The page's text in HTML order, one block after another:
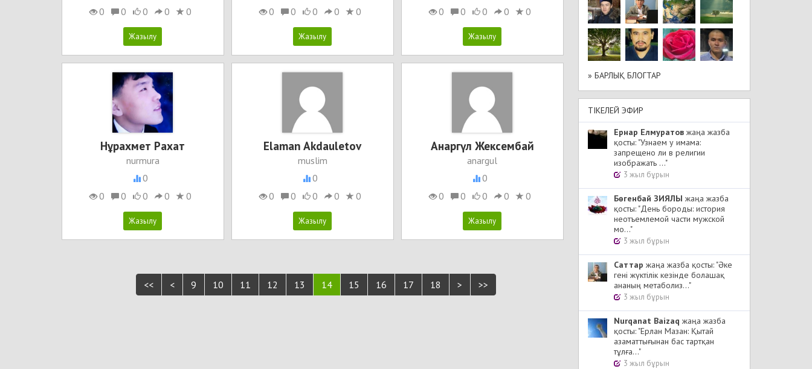
0
0 0 0 0
0
0 0 0 0
0
0 0 0 0
Нұрахмет Рахат
nurmura
0
0
0 0 0 0
Elaman Akdauletov
muslim
0
0
0 0 0 0
Анаргүл Жексембай
anargul
0
0
0 0 0 0
<< < 9 10 11 12 13 14 15 16 17 18 > >>
» БАРЛЫҚ БЛОГТАР
ТІКЕЛЕЙ ЭФИР
Ернар Елмуратов жаңа жазба
қосты: "Узнаем у имама:
запрещено ли в религии
изображать ..."
3 жыл бұрын
Бөгенбай ЗИЯЛЫ жаңа жазба
қосты: "День бороды: история
неотъемлемой части мужской
мо..."
3 жыл бұрын
Cаттар жаңа жазба қосты: "Әке
гені жүктілік кезінде болашақ
ананың метаболиз..."
3 жыл бұрын
Nurqanat Baizaq жаңа жазба
қосты: "Ерлан Мазан: Қытай
азаматтығынан бас тартқан
тұлға..."
3 жыл бұрын